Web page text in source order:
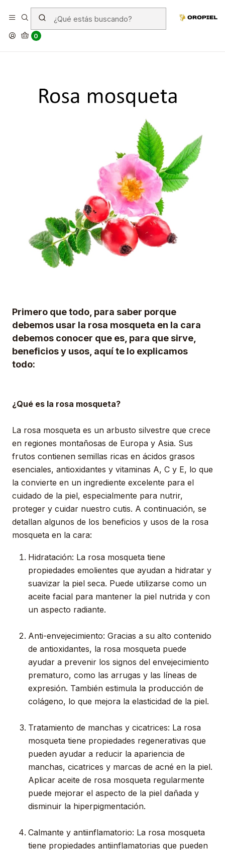
0
Rosa mosqueta en la cara:
Beneficios y usos
Primero que todo, para saber porque
debemos usar la rosa mosqueta en la cara
debemos conocer que es, para que sirve,
beneficios y usos, aquí te lo explicamos
todo:
¿Qué es la rosa mosqueta?
La rosa mosqueta es un arbusto silvestre que crece
en regiones montañosas de Europa y Asia. Sus
frutos contienen semillas ricas en ácidos grasos
esenciales, antioxidantes y vitaminas A, C y E, lo que
la convierte en un ingrediente excelente para el
cuidado de la piel, especialmente para nutrir,
proteger y cuidar nuestro cutis. A continuación, se
detallan algunos de los beneficios y usos de la rosa
mosqueta en la cara:
Hidratación: La rosa mosqueta tiene
propiedades emolientes que ayudan a hidratar y
suavizar la piel seca. Puede utilizarse como un
aceite facial para mantener la piel nutrida y con
un aspecto radiante.
Anti-envejecimiento: Gracias a su alto contenido
de antioxidantes, la rosa mosqueta puede
ayudar a prevenir los signos del envejecimiento
prematuro, como las arrugas y las líneas de
expresión. También estimula la producción de
colágeno, lo que mejora la elasticidad de la piel.
Tratamiento de manchas y cicatrices: La rosa
mosqueta tiene propiedades regenerativas que
pueden ayudar a reducir la apariencia de
manchas, cicatrices y marcas de acné en la piel.
Aplicar aceite de rosa mosqueta regularmente
puede mejorar el aspecto de la piel dañada y
disminuir la hiperpigmentación.
Calmante y antiinflamatorio: La rosa mosqueta
tiene propiedades antiinflamatorias que pueden